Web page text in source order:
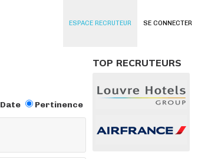
SE CONNECTER
ESPACE RECRUTEUR
Date Pertinence
TOP RECRUTEURS